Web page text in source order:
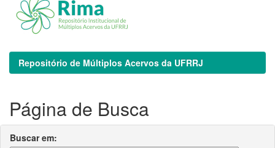
Repositório de Múltiplos Acervos da UFRRJ
Página de Busca
Buscar em: